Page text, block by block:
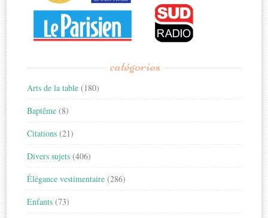
catégories
Arts de la table (180)
Baptême (8)
Citations (21)
Divers sujets (406)
Élégance vestimentaire (286)
Enfants (73)